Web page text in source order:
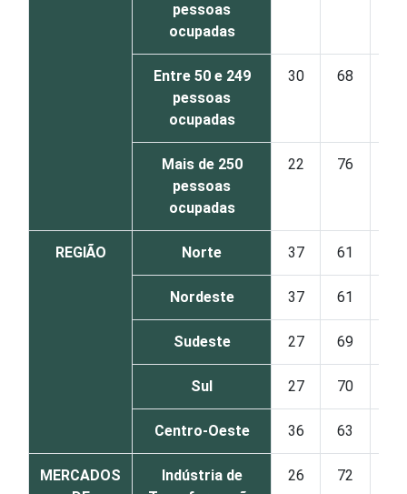
pessoas
ocupadas
Entre 50 e 249
pessoas
ocupadas
30 68
Mais de 250
pessoas
ocupadas
22 76
REGIÃO Norte 37 61
Nordeste 37 61
Sudeste 27 69
Sul 27 70
Centro-Oeste 36 63
MERCADOS
Indústria de
26 72